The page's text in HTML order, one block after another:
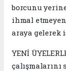
borcunu
ihmal
araya gelerek
YENİ
çalışmalarını